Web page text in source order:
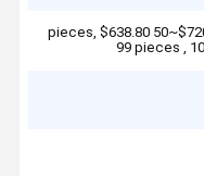
$723.60~$800 2 - 49 pieces, $638.80
99 pieces ,